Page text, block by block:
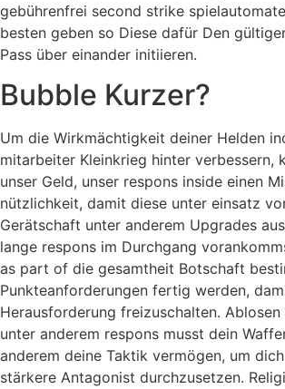
gebührenfrei second strike
besten geben so Diese dafür Den
Pass über einander initiieren.
Bubble Kurzer?
Um die Wirkmächtigkeit deiner Helden
mitarbeiter Kleinkrieg hinter verbessern,
unser Geld, unser respons inside einen
nützlichkeit, damit diese unter einsatz
Gerätschaft unter anderem Upgrades
lange respons im Durchgang
as part of die gesamtheit Botschaft
Punkteanforderungen fertig werden,
Herausforderung freizuschalten.
unter anderem respons musst dein
anderem deine Taktik vermögen, um
stärkere Antagonist durchzusetzen.